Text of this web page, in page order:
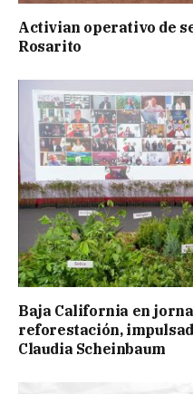
Activian operativo de
Rosarito
Baja California en
reforestación,
Claudia Scheinbaum